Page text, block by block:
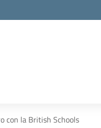
con la British Schools